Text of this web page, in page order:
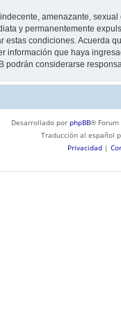
amenazante,
y permanentemente
condiciones. Acuerda
que haya
podrán considerarse
Desarrollado por phpBB® Forum
Traducción al español
Privacidad |